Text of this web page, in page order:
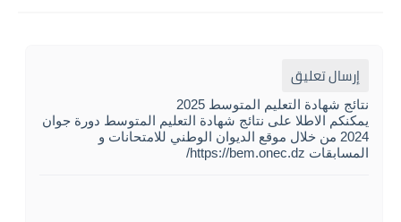
إرسال تعليق
نتائج شهادة التعليم المتوسط 2025
يمكنكم الاطلا على نتائج شهادة التعليم المتوسط دورة جوان
2024 من خلال موقع الديوان الوطني للامتحانات و
المسابقات https://bem.onec.dz/